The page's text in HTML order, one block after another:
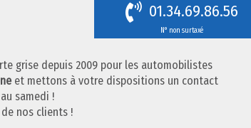
01.34.69.86.56
N° non surtaxé
grise depuis 2009 pour les automobilistes
et mettons à votre dispositions un contact
samedi !
nos clients !